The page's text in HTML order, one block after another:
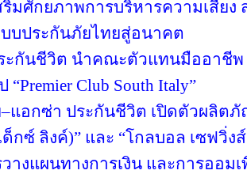
มศักยภาพการบริหารความเสี่ยง ส
บบประกันภัยไทยสู่อนาคต
ะกันชีวิต นำคณะตัวแทนมืออาชี
“Premier Club South Italy”
–แอกซ่า ประกันชีวิต เปิดตัวผลิต
ด็กซ์ ลิงค์)” และ “โกลบอล เซฟวิ่ง
างแผนทางการเงิน และการออม